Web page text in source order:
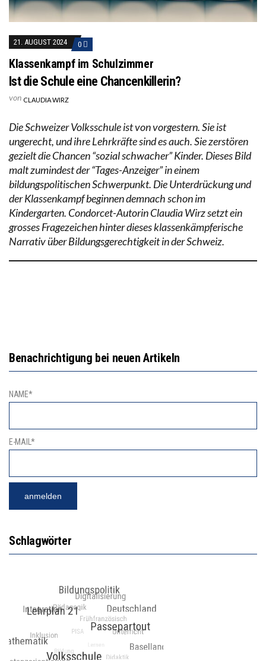
21. AUGUST 2024 0
Klassenkampf im Schulzimmer
Ist die Schule eine Chancenkillerin?
von CLAUDIA WIRZ
Die Schweizer Volksschule ist von vorgestern. Sie ist
ungerecht, und ihre Lehrkräfte sind es auch. Sie zerstören
gezielt die Chancen “sozial schwacher” Kinder. Dieses Bild
malt zumindest der “Tages-Anzeiger” in einem
bildungspolitischen Schwerpunkt. Die Unterdrückung und
der Klassenkampf beginnen demnach schon im
Kindergarten. Condorcet-Autorin Claudia Wirz setzt ein
grosses Fragezeichen hinter dieses klassenkämpferische
Narrativ über Bildungsgerechtigkeit in der Schweiz.
Benachrichtigung bei neuen Artikeln
NAME*
E-MAIL*
Schlagwörter